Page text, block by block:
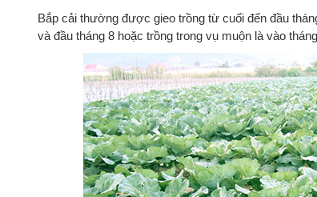
Bắp cải thường được gieo trồng từ cuối đến đầu
và đầu tháng 8 hoặc trồng trong vụ muộn là vào